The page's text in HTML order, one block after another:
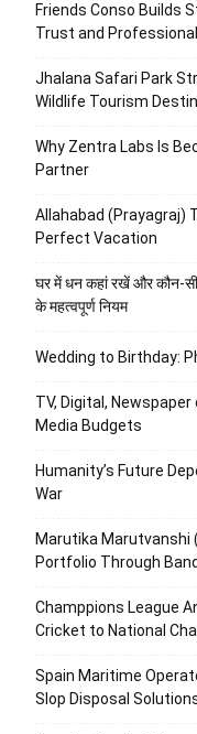
Friends Conso Builds
Trust and
Jhalana Safari Park
Wildlife Tourism
Why Zentra Labs Is
Partner
Allahabad (Prayagraj)
Perfect Vacation
घर में धन कहां रखें और कौन-सी
के महत्वपूर्ण नियम
Wedding to Birthday:
TV, Digital,
Media Budgets
Humanity’s Future
War
Marutika Marutvanshi
Portfolio Through
Champpions League
Cricket to National
Spain Maritime
Slop Disposal